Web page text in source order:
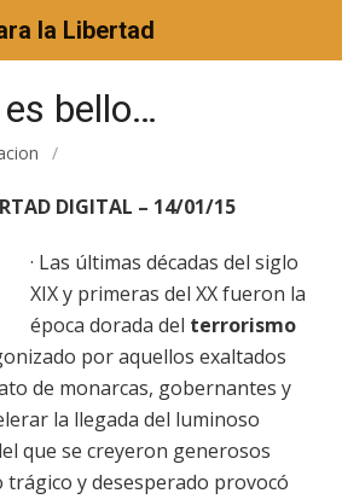
la Libertad
bello…
/
DIGITAL – 14/01/15
· Las últimas décadas del siglo
XIX y primeras del XX fueron la
época dorada del terrorismo
por aquellos exaltados
de monarcas, gobernantes y
la llegada del luminoso
que se creyeron generosos
trágico y desesperado provocó